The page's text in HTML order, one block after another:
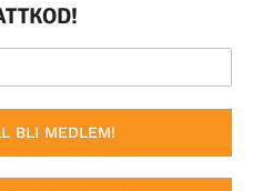
BLI MEDLEM!